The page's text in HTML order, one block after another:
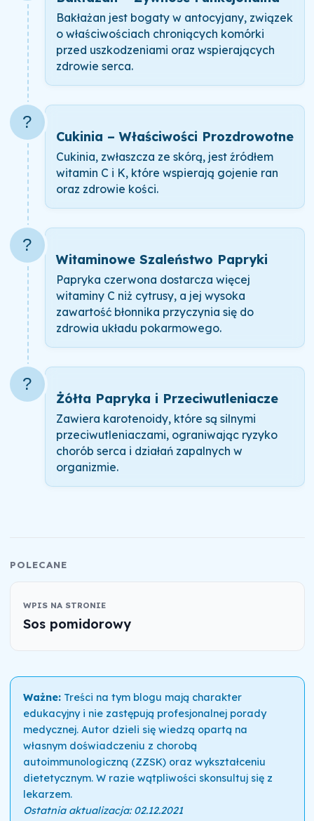
Bakłażan jest bogaty w antocyjany, związek
o właściwościach chroniących komórki
przed uszkodzeniami oraz wspierających
zdrowie serca.
?
Cukinia – Właściwości Prozdrowotne
Cukinia, zwłaszcza ze skórą, jest źródłem
witamin C i K, które wspierają gojenie ran
oraz zdrowie kości.
?
Witaminowe Szaleństwo Papryki
Papryka czerwona dostarcza więcej
witaminy C niż cytrusy, a jej wysoka
zawartość błonnika przyczynia się do
zdrowia układu pokarmowego.
?
Żółta Papryka i Przeciwutleniacze
Zawiera karotenoidy, które są silnymi
przeciwutleniaczami, ograniwając ryzyko
chorób serca i działań zapalnych w
organizmie.
POLECANE
WPIS NA STRONIE
Sos pomidorowy
Ważne:Treści na tym blogu mają charakter
edukacyjny i nie zastępują profesjonalnej porady
medycznej. Autor dzieli się wiedzą opartą na
własnym doświadczeniu z chorobą
autoimmunologiczną (ZZSK) oraz wykształceniu
dietetycznym. W razie wątpliwości skonsultuj się z
lekarzem.
Ostatnia aktualizacja: 02.12.2021